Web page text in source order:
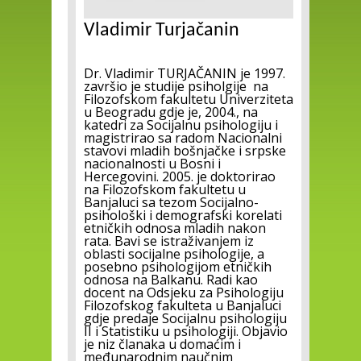
Vladimir Turjačanin
Dr. Vladimir TURJAČANIN je 1997.
završio je studije psiholgije na
Filozofskom fakultetu Univerziteta
u Beogradu gdje je, 2004., na
katedri za Socijalnu psihologiju i
magistrirao sa radom Nacionalni
stavovi mladih bošnjačke i srpske
nacionalnosti u Bosni i
Hercegovini. 2005. je doktorirao
na Filozofskom fakultetu u
Banjaluci sa tezom Socijalno-
psihološki i demografski korelati
etničkih odnosa mladih nakon
rata. Bavi se istraživanjem iz
oblasti socijalne psihologije, a
posebno psihologijom etničkih
odnosa na Balkanu. Radi kao
docent na Odsjeku za Psihologiju
Filozofskog fakulteta u Banjaluci
gdje predaje Socijalnu psihologiju
II i Statistiku u psihologiji. Objavio
je niz članaka u domaćim i
međunarodnim naučnim